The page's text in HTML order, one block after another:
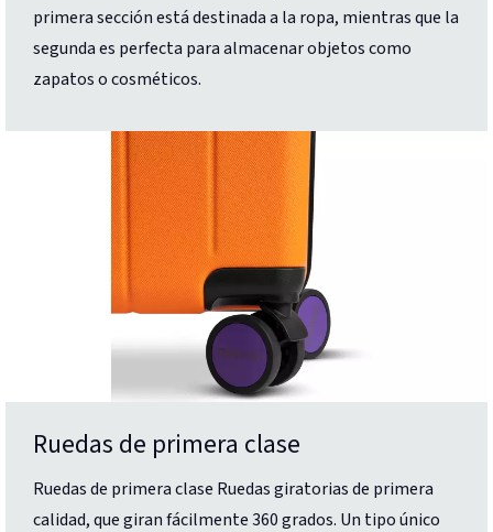
primera sección está destinada a la ropa, mientras que la
segunda es perfecta para almacenar objetos como
zapatos o cosméticos.
Ruedas de primera clase
Ruedas de primera clase Ruedas giratorias de primera
calidad, que giran fácilmente 360 grados. Un tipo único